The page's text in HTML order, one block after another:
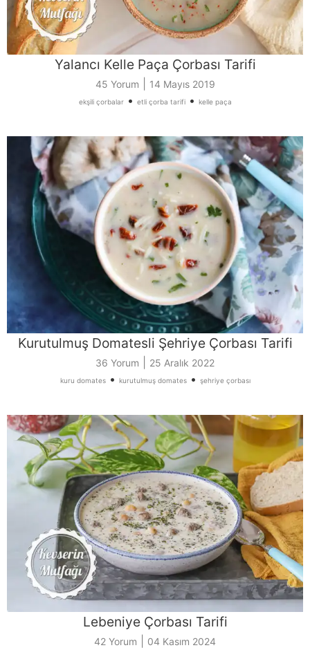
Yalancı Kelle Paça Çorbası Tarifi
45 Yorum 14 Mayıs 2019
ekşili çorbalar• etli çorba tarifi• kelle paça
Kurutulmuş Domatesli Şehriye Çorbası Tarifi
36 Yorum 25 Aralık 2022
kuru domates• kurutulmuş domates• şehriye çorbası
Lebeniye Çorbası Tarifi
42 Yorum 04 Kasım 2024